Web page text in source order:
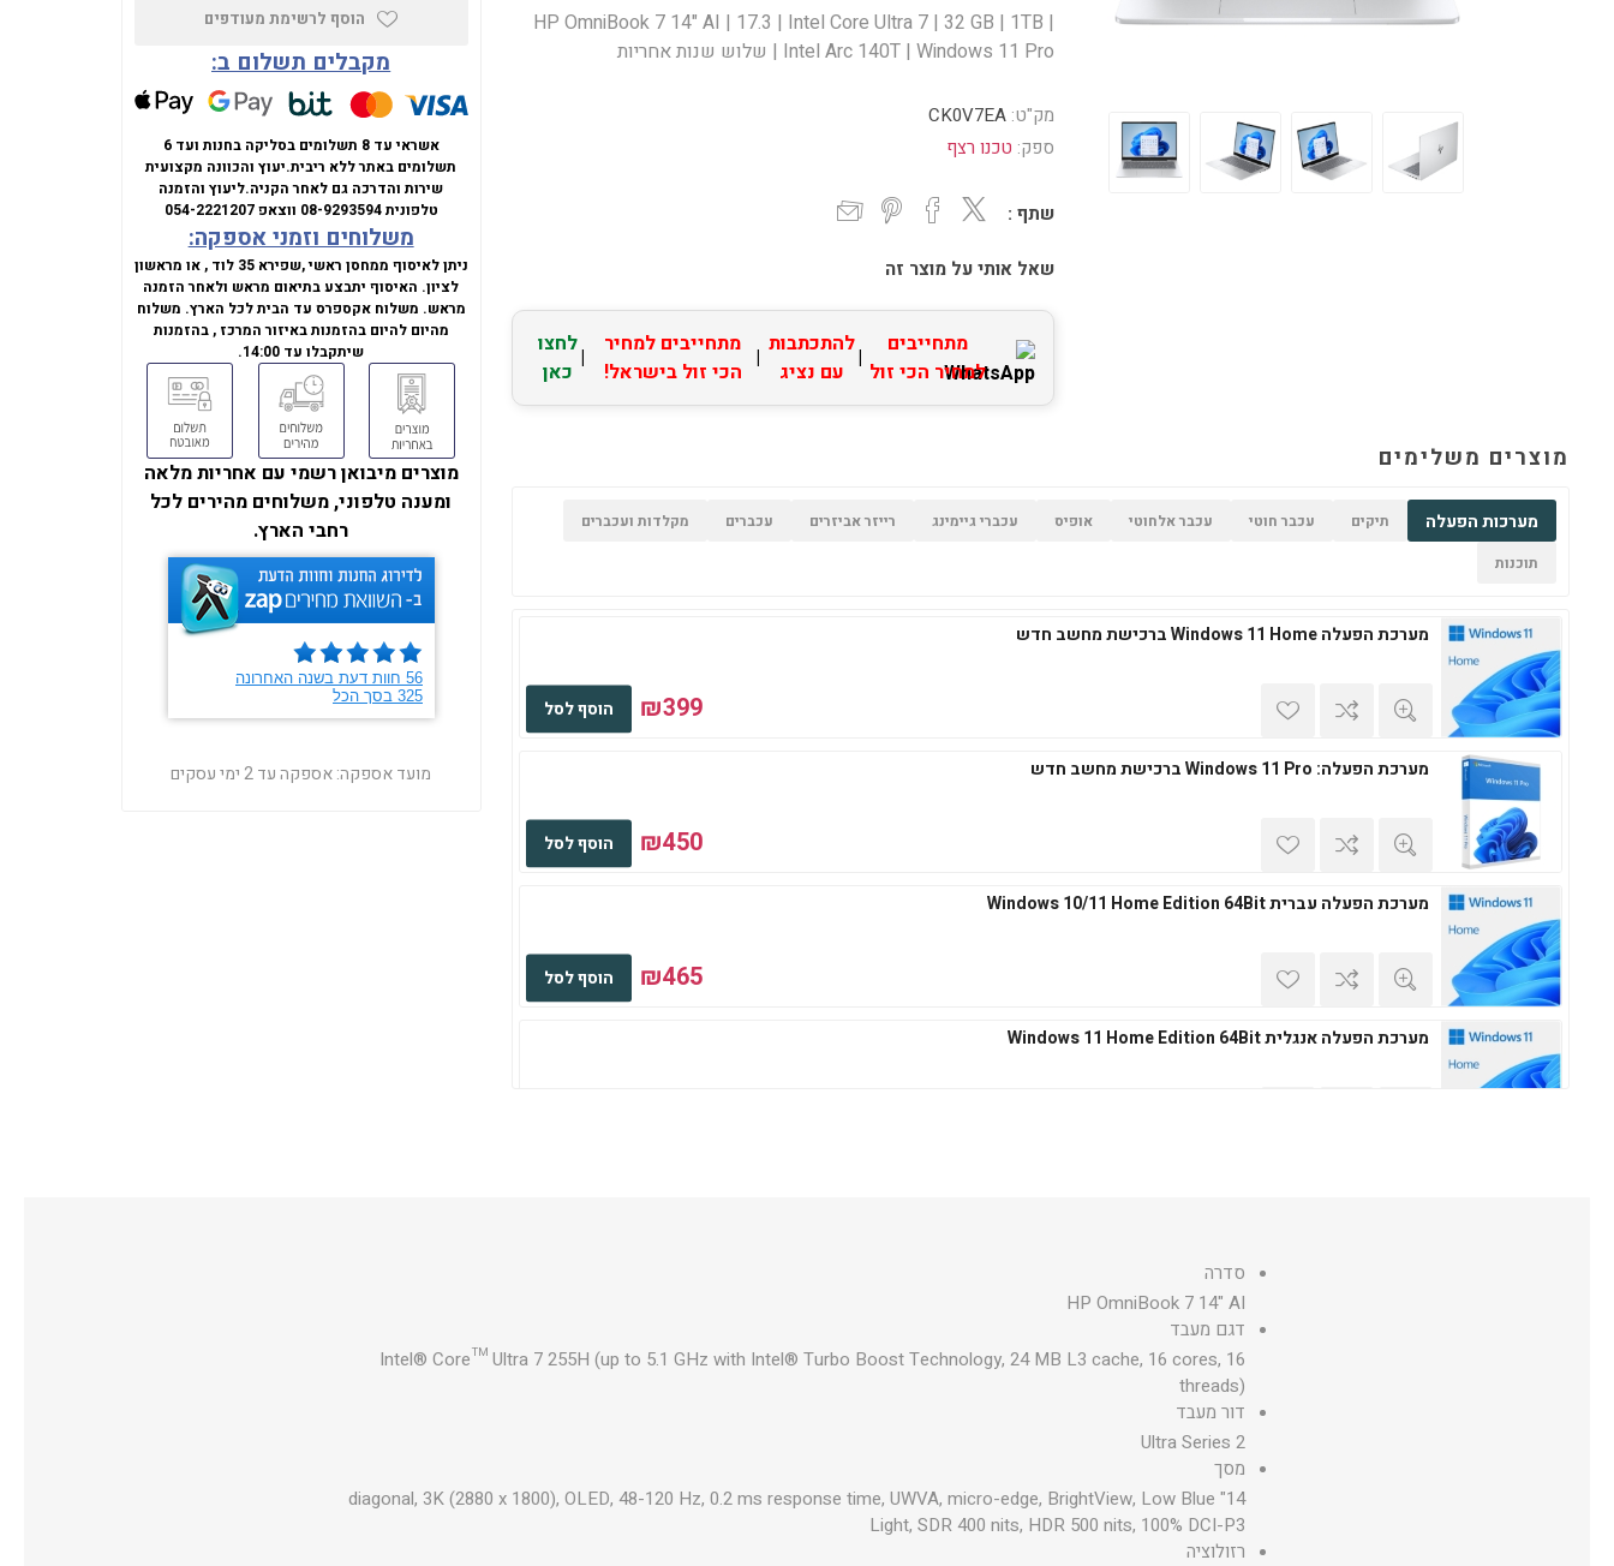
HP OmniBook 7 14" AI | 17.3 | Intel Core Ultra 7 | 32 GB | 1TB |
Intel Arc 140T | Windows 11 Pro | שלוש שנות אחריות
מק"ט: CK0V7EA
ספק: טכנו רצף
שתף :
שאל אותי על מוצר זה
מתחייבים
למחיר הכי זול |להתכתבות
עם נציג
| מתחייבים למחיר
הכי זול בישראל!
|לחצו
כאן
מוצרים משלימים
מערכות הפעלה תיקים עכבר חוטי עכבר אלחוטי אופיס עכברי גיימינג רייזר אביזרים עכברים
מקלדות ועכברים
תוכנות
מערכת הפעלה Windows 11 Home ברכישת מחשב חדש
₪399 הוסף לסל
מערכת הפעלה: Windows 11 Pro ברכישת מחשב חדש
₪450 הוסף לסל
מערכת הפעלה עברית Windows 10/11 Home Edition 64Bit
₪465 הוסף לסל
מערכת הפעלה אנגלית Windows 11 Home Edition 64Bit
הוסף לרשימת מעודפים
מקבלים תשלום ב:
אשראי עד 8 תשלומים בסליקה בחנות ועד 6
תשלומים באתר ללא ריבית.יעוץ והכוונה מקצועית
שירות והדרכה גם לאחר הקניה.ליעוץ והזמנה
טלפונית08-9293594 ווצאפ054-2221207
משלוחים וזמני אספקה:
ניתן לאיסוף ממחסן ראשי ,שפירא 35 לוד , או מראשון
לציון. האיסוף יתבצע בתיאום מראש ולאחר הזמנה
מראש. משלוח אקספרס עד הבית לכל הארץ. משלוח
מהיום להיום בהזמנות באיזור המרכז , בהזמנות
שיתקבלו עד 14:00.
מוצרים מיבואן רשמי עם אחריות מלאה
ומענה טלפוני, משלוחים מהירים לכל
רחבי הארץ.
מועד אספקה:אספקה עד 2 ימי עסקים
סדרה
HP OmniBook 7 14" AI
דגם מעבד
Intel® Core™ Ultra 7 255H (up to 5.1 GHz with Intel® Turbo Boost Technology, 24 MB L3 cache, 16 cores, 16
threads)
דור מעבד
Ultra Series 2
מסך
14" diagonal, 3K (2880 x 1800), OLED, 48-120 Hz, 0.2 ms response time, UWVA, micro-edge, BrightView, Low Blue
Light, SDR 400 nits, HDR 500 nits, 100% DCI-P3
רזולוציה